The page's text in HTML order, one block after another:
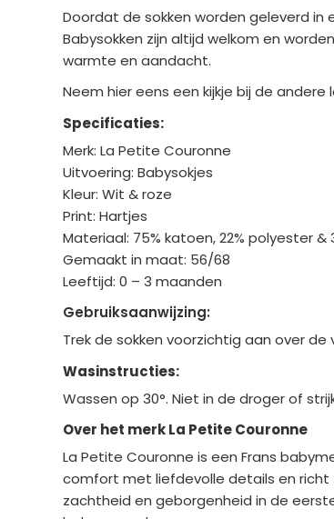
Doordat de sokken worden geleverd
Babysokken zijn altijd welkom en
warmte en aandacht.
Neem hier eens een kijkje bij de andere
Specificaties:
Merk: La Petite Couronne
Uitvoering: Babysokjes
Kleur: Wit & roze
Print: Hartjes
Materiaal: 75% katoen, 22% polyester &
Gemaakt in maat: 56/68
Leeftijd: 0 – 3 maanden
Gebruiksaanwijzing:
Trek de sokken voorzichtig aan over
Wasinstructies:
Wassen op 30°. Niet in de droger of
Over het merk La Petite Couronne
La Petite Couronne is een Frans
comfort met liefdevolle details en richt
zachtheid en geborgenheid in de